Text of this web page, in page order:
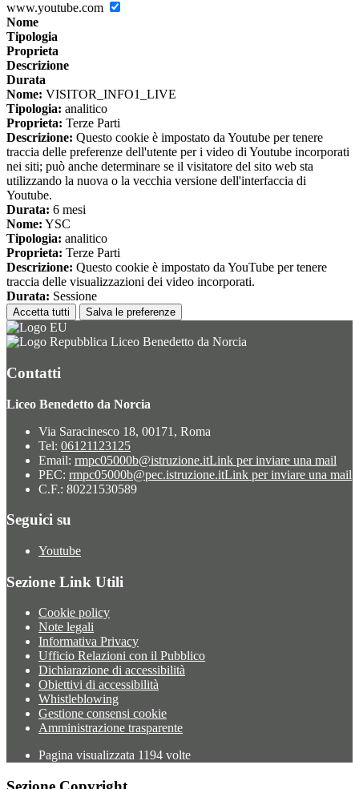
www.youtube.com
Nome
Tipologia
Proprieta
Descrizione
Durata
Nome: VISITOR_INFO1_LIVE
Tipologia: analitico
Proprieta: Terze Parti
Descrizione: Questo cookie è impostato da Youtube per tenere
traccia delle preferenze dell'utente per i video di Youtube incorporati
nei siti; può anche determinare se il visitatore del sito web sta
utilizzando la nuova o la vecchia versione dell'interfaccia di
Youtube.
Durata: 6 mesi
Nome: YSC
Tipologia: analitico
Proprieta: Terze Parti
Descrizione: Questo cookie è impostato da YouTube per tenere
traccia delle visualizzazioni dei video incorporati.
Durata: Sessione
Accetta tutti Salva le preferenze
Liceo Benedetto da Norcia
Contatti
Liceo Benedetto da Norcia
Via Saracinesco 18, 00171, Roma
Tel: 06121123125
Email: rmpc05000b@istruzione.itLink per inviare una mail
PEC: rmpc05000b@pec.istruzione.itLink per inviare una mail
C.F.: 80221530589
Seguici su
Youtube
Sezione Link Utili
Cookie policy
Note legali
Informativa Privacy
Ufficio Relazioni con il Pubblico
Dichiarazione di accessibilità
Obiettivi di accessibilità
Whistleblowing
Gestione consensi cookie
Amministrazione trasparente
Pagina visualizzata 1194 volte